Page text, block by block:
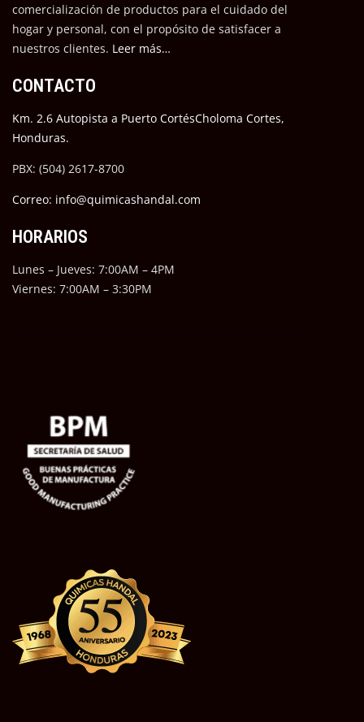
comercialización de productos para el cuidado del
hogar y personal, con el propósito de satisfacer a
nuestros clientes. Leer más…
CONTACTO
Km. 2.6 Autopista a Puerto CortésCholoma Cortes,
Honduras.
PBX: (504) 2617-8700
Correo: info@quimicashandal.com
HORARIOS
Lunes – Jueves: 7:00AM – 4PM
Viernes: 7:00AM – 3:30PM